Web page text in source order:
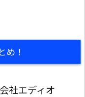
め！
社エディオ